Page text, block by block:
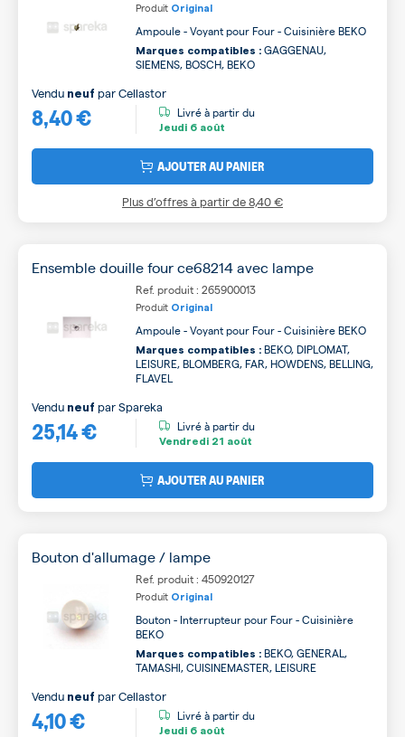
Produit Original
Ampoule - Voyant pour Four - Cuisinière BEKO
Marques compatibles : GAGGENAU,
SIEMENS, BOSCH, BEKO
8,40 €
Vendu neuf parCellastor
Livré à partir du
Jeudi 6 août
AJOUTER AU PANIER
Plus d’offres à partir de8,40 €
Ensemble douille four ce68214 avec lampe
Ref. produit : 265900013
Produit Original
Ampoule - Voyant pour Four - Cuisinière BEKO
Marques compatibles : BEKO, DIPLOMAT,
LEISURE, BLOMBERG, FAR, HOWDENS, BELLING,
FLAVEL
25,14 €
Vendu neuf parSpareka
Livré à partir du
Vendredi 21 août
AJOUTER AU PANIER
Bouton d'allumage / lampe
Ref. produit : 450920127
Produit Original
Bouton - Interrupteur pour Four - Cuisinière
BEKO
Marques compatibles : BEKO, GENERAL,
TAMASHI, CUISINEMASTER, LEISURE
4,10 €
Vendu neuf parCellastor
Livré à partir du
Jeudi 6 août